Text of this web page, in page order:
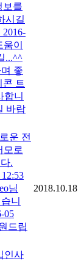
보를
시길
이
...^^
좋
콘 트
합니
바랍
운 전
모로
.
님
니
05
드립
2018.10.18
인사